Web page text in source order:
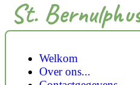
St.
Welkom
Over ons...